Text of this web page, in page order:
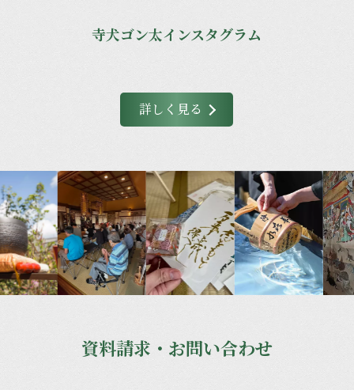
寺犬ゴン太インスタグラム
詳しく見る
資料請求・お問い合わせ